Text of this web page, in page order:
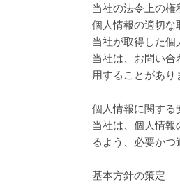
当社の法令上の
個人情報の適切な
当社が取得した個
当社は、お問い
用することがあり
個人情報に関する
当社は、個人情
るよう、必要かつ
基本方針の策定